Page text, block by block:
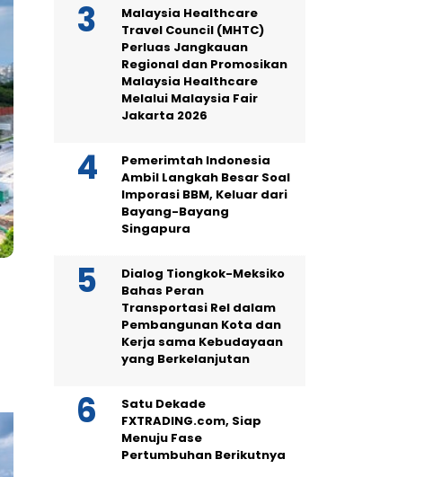
Malaysia Healthcare
Travel Council (MHTC)
Perluas Jangkauan
Regional dan Promosikan
Malaysia Healthcare
Melalui Malaysia Fair
Jakarta 2026
Pemerimtah Indonesia
Ambil Langkah Besar Soal
Imporasi BBM, Keluar dari
Bayang-Bayang
Singapura
Dialog Tiongkok-Meksiko
Bahas Peran
Transportasi Rel dalam
Pembangunan Kota dan
Kerja sama Kebudayaan
yang Berkelanjutan
Satu Dekade
FXTRADING.com, Siap
Menuju Fase
Pertumbuhan Berikutnya